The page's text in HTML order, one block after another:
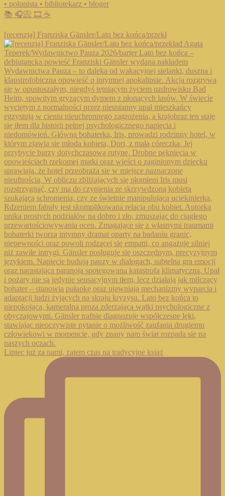
• polonista • bibliotekarz • bloger
📚 🎧📀 🎞️ ☕️
[recenzja] Franziska Gänsler/Lato bez końca/przekł
Lipiec już za nami, zatem czas na tradycyjne książ